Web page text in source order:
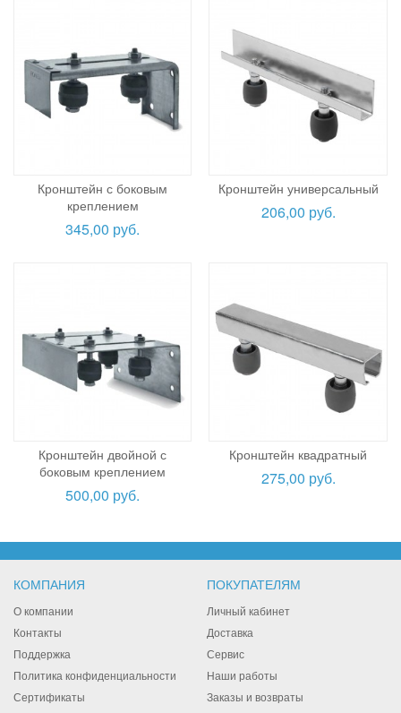
Кронштейн с боковым
креплением
345,00 руб.
Кронштейн универсальный
206,00 руб.
Кронштейн двойной с
боковым креплением
500,00 руб.
Кронштейн квадратный
275,00 руб.
КОМПАНИЯ
О компании
Контакты
Поддержка
Политика конфиденциальности
Сертификаты
ПОКУПАТЕЛЯМ
Личный кабинет
Доставка
Сервис
Наши работы
Заказы и возвраты